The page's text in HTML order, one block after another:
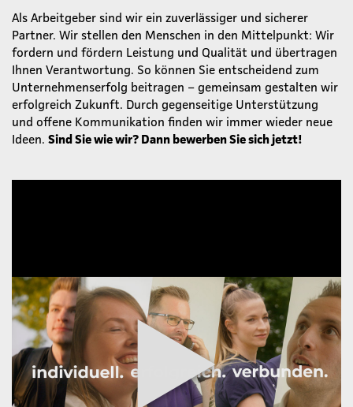
Als Arbeitgeber sind wir ein zuverlässiger und sicherer
Partner. Wir stellen den Menschen in den Mittelpunkt: Wir
fordern und fördern Leistung und Qualität und übertragen
Ihnen Verantwortung. So können Sie entscheidend zum
Unternehmenserfolg beitragen – gemeinsam gestalten wir
erfolgreich Zukunft. Durch gegenseitige Unterstützung
und offene Kommunikation finden wir immer wieder neue
Ideen. Sind Sie wie wir? Dann bewerben Sie sich jetzt!